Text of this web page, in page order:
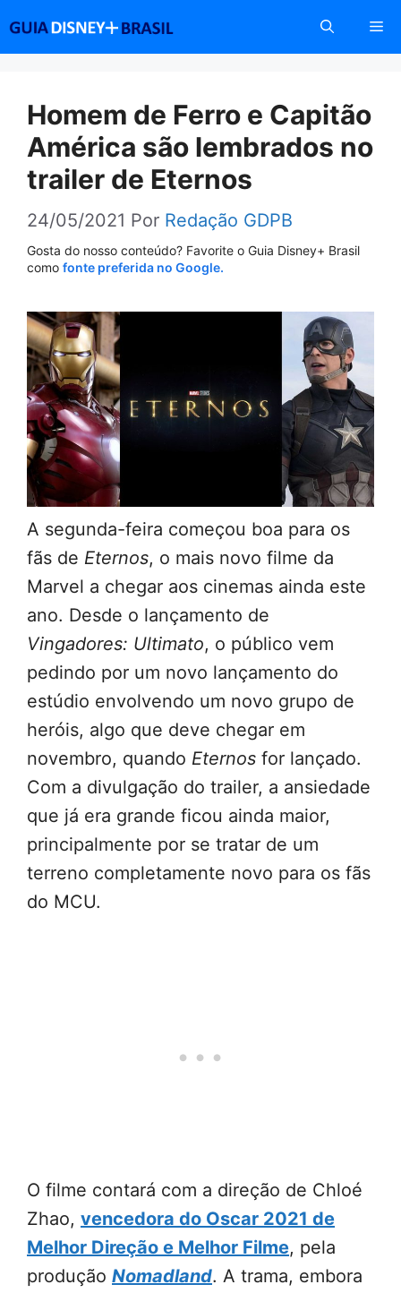
conteúdo
Homem de Ferro e Capitão
América são lembrados no
trailer de Eternos
24/05/2021 Por Redação GDPB
Gosta do nosso conteúdo? Favorite o Guia Disney+ Brasil
como fonte preferida no Google.
A segunda-feira começou boa para os
fãs de Eternos, o mais novo filme da
Marvel a chegar aos cinemas ainda este
ano. Desde o lançamento de
Vingadores: Ultimato, o público vem
pedindo por um novo lançamento do
estúdio envolvendo um novo grupo de
heróis, algo que deve chegar em
novembro, quando Eternos for lançado.
Com a divulgação do trailer, a ansiedade
que já era grande ficou ainda maior,
principalmente por se tratar de um
terreno completamente novo para os fãs
do MCU.
O filme contará com a direção de Chloé
Zhao, vencedora do Oscar 2021 de
Melhor Direção e Melhor Filme, pela
produção Nomadland. A trama, embora